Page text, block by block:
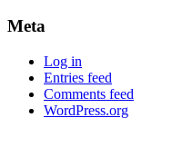
Meta
Log in
Entries feed
Comments feed
WordPress.org